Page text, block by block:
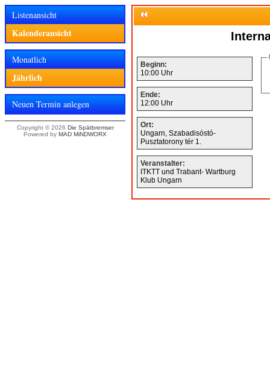
Listenansicht
Kalenderansicht
Monatlich
Jährlich
Neuen Termin anlegen
Copyright © 2026 Die Spätbremser
Powered by MAD MiNDWORX
Beginn:
10:00 Uhr
Ende:
12:00 Uhr
Ort:
Ungarn, Szabadisóstó-
Pusztatorony tér 1.
Veranstalter:
ITKTT und Trabant- Wartburg
Klub Ungarn